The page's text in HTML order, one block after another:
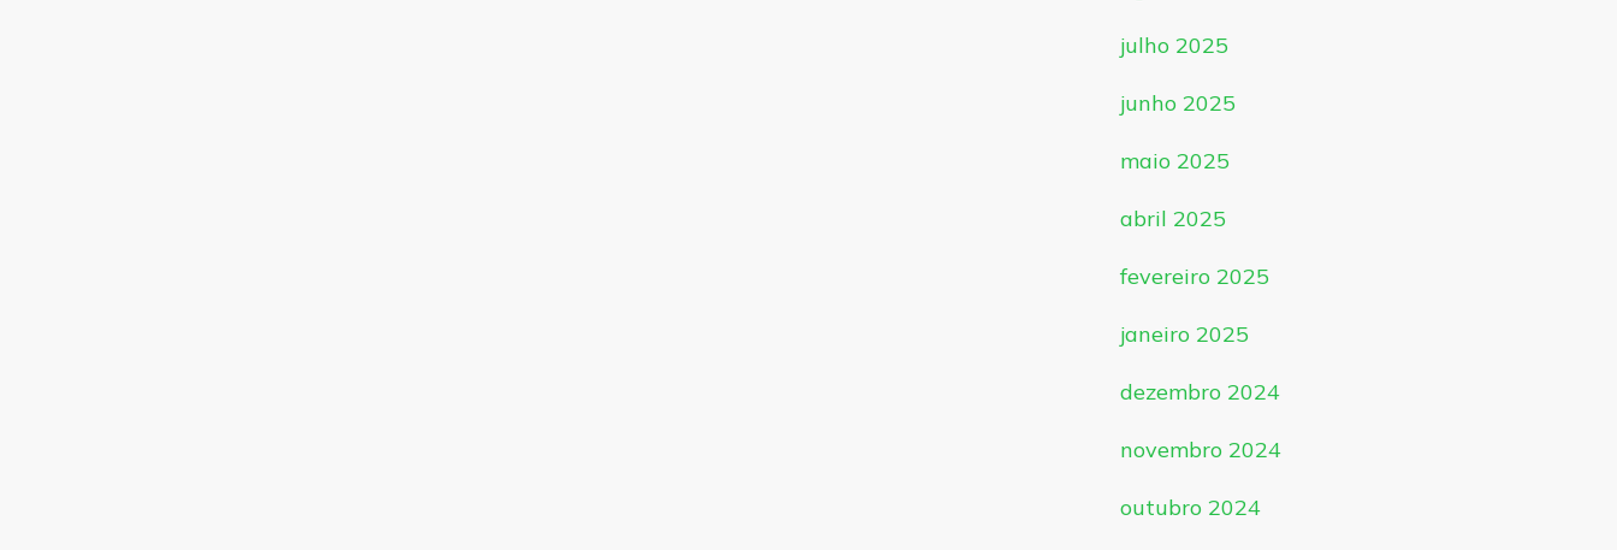
julho 2025
junho 2025
maio 2025
abril 2025
fevereiro 2025
janeiro 2025
dezembro 2024
novembro 2024
outubro 2024